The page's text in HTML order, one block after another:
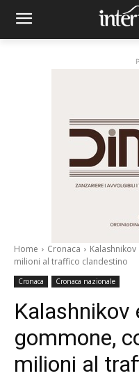
Home Cronaca
milioni al traffico clandestino
Cronaca Cronaca nazionale
Kalashnikov
gommone,
milioni al